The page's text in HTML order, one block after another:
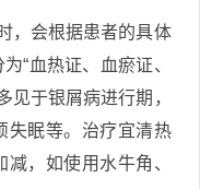
，会根据患者的具体
“血热证、血瘀证、
见于银屑病进行期，
失眠等。治疗宜清热
，如使用水牛角、